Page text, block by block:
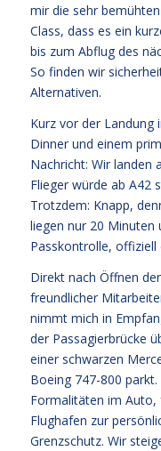
mir die sehr
Class, dass es ein
bis zum Abflug des
So finden wir
Alternativen.
Kurz vor der Landung
Dinner und einem
Nachricht: Wir landen
Flieger würde ab A42
Trotzdem: Knapp,
liegen nur 20 Minuten
Passkontrolle, offiziell
Direkt nach Öffnen
freundlicher
nimmt mich in
der Passagierbrücke
einer schwarzen
Boeing 747-800
Formalitäten im Auto,
Flughafen zur
Grenzschutz. Wir